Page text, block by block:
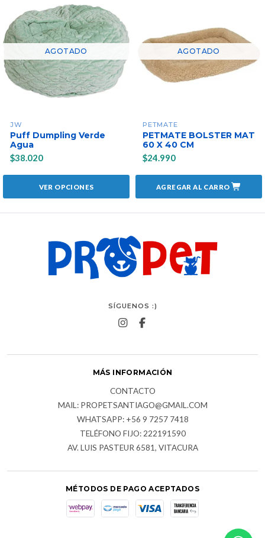
AGOTADO
JW
Puff Dumpling Verde
Agua
$38.020
VER OPCIONES
AGOTADO
PETMATE
PETMATE BOLSTER MAT
60 X 40 CM
$24.990
AGREGAR AL CARRO
SÍGUENOS :)
MÁS INFORMACIÓN
CONTACTO
MAIL: PROPETSANTIAGO@GMAIL.COM
WHATSAPP: +56 9 7257 7418
TELÉFONO FIJO: 222191590
AV. LUIS PASTEUR 6581, VITACURA
MÉTODOS DE PAGO ACEPTADOS